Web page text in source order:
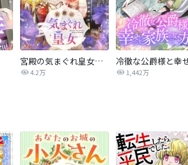
宮殿の気まぐれ皇女【タテヨミ】
4.2万 1,442万